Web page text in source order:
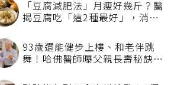
「豆腐減肥法」月瘦好幾斤？醫
揭豆腐吃「這2種最好」，消脹
93歲還能健步上樓、和老伴跳
舞！哈佛醫師曝父親長壽秘訣：